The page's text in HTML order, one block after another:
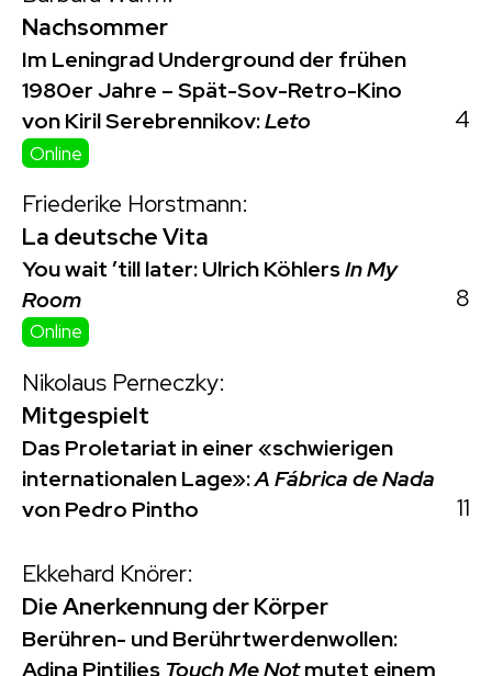
Nachsommer
Im Leningrad Underground der frühen
1980er Jahre – Spät-Sov-Retro-Kino
von Kiril Serebrennikov:Leto
Online
4
Friederike Horstmann:
La deutsche Vita
You wait ’till later: Ulrich KöhlersIn My
Room
Online
8
Nikolaus Perneczky:
Mitgespielt
Das Proletariat in einer «schwierigen
internationalen Lage»:A Fábrica de Nada
von Pedro Pintho
11
Ekkehard Knörer:
Die Anerkennung der Körper
Berühren- und Berührtwerdenwollen:
Adina PintiliesTouch Me Notmutet einem